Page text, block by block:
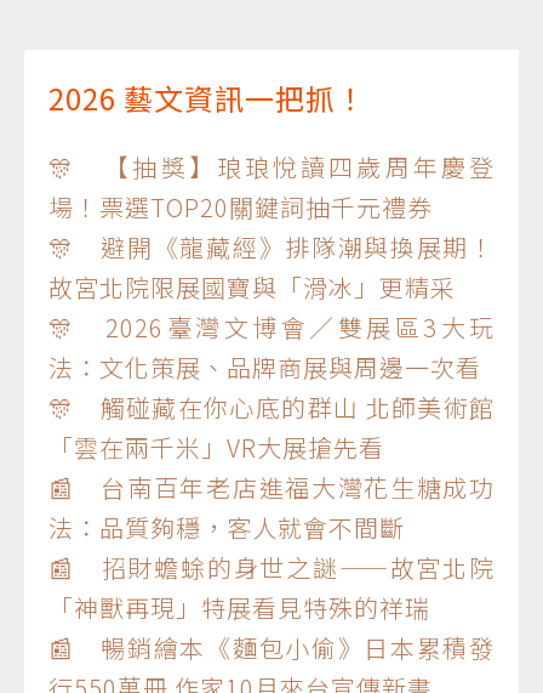
2026 藝文資訊一把抓！
🎊 【抽獎】琅琅悅讀四歲周年慶登
場！票選TOP20關鍵詞抽千元禮券
🎊 避開《龍藏經》排隊潮與換展期！
故宮北院限展國寶與「滑冰」更精采
🎊 2026臺灣文博會／雙展區3大玩
法：文化策展、品牌商展與周邊一次看
🎊 觸碰藏在你心底的群山 北師美術館
「雲在兩千米」VR大展搶先看
📰 台南百年老店進福大灣花生糖成功
法：品質夠穩，客人就會不間斷
📰 招財蟾蜍的身世之謎——故宮北院
「神獸再現」特展看見特殊的祥瑞
📰 暢銷繪本《麵包小偷》日本累積發